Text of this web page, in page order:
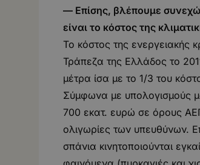
— Επίσης, βλέπουμε
είναι το κόστος της
Το κόστος της ενεργειακής
Τράπεζα της Ελλάδος το
μέτρα ίσα με το 1/3 του
Σύμφωνα με υπολογισμούς
700 εκατ. ευρώ σε όρους
ολιγωρίες των υπευθύνων.
σπάνια κινητοποιούνται